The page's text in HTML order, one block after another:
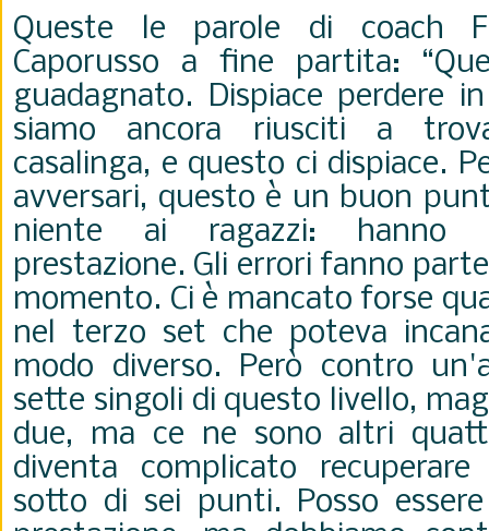
Queste le parole di coach
Caporusso a fine partita:
guadagnato. Dispiace perdere
siamo ancora riusciti a
casalinga, e questo ci dispiace.
avversari, questo è un buon
niente ai ragazzi: hanno
prestazione. Gli errori fanno
momento. Ci è mancato forse
nel terzo set che poteva
modo diverso. Però contro
sette singoli di questo livello,
due, ma ce ne sono altri
diventa complicato
sotto di sei punti. Posso